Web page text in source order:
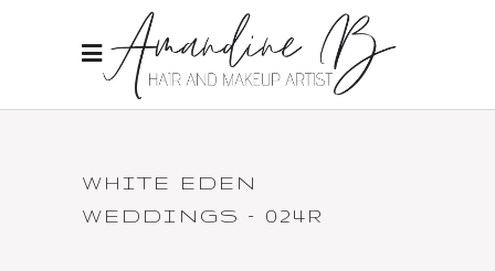
WHITE EDEN
WEDDINGS – 024R